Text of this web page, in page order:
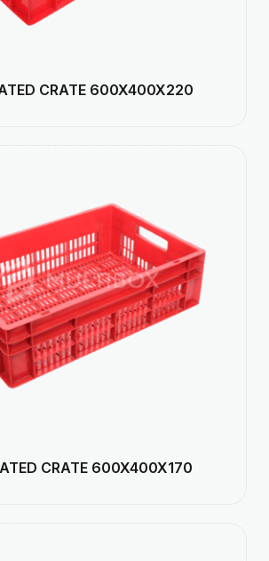
CRATE 600X400X220
CRATE 600X400X170